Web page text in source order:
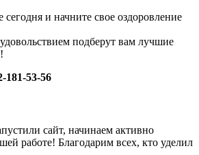
и начните свое оздоровление
подберут вам лучшие
181-53-56
сайт, начинаем активно
работе! Благодарим всех, кто уделил